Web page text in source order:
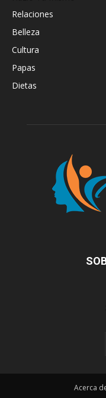
Relaciones
Belleza
Cultura
Papas
Dietas
Acerca